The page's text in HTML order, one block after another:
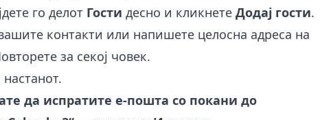
го делот Гости десно и кликнете Додај гости.
контакти или напишете целосна адреса на
за секој човек.
да испратите е-пошта со покани до